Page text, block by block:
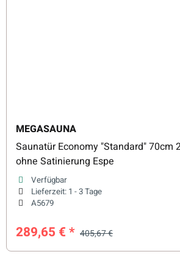
MEGASAUNA
Saunatür Economy "Standard" 70cm 210cm Bronze
ohne Satinierung Espe
Verfügbar
Lieferzeit: 1 - 3 Tage
A5679
289,65 €* 405,67 €